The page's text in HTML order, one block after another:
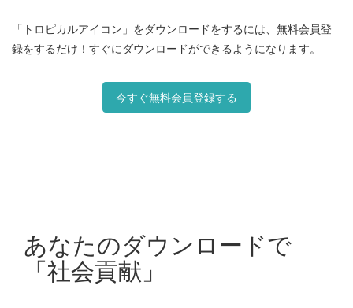
「トロピカルアイコン」をダウンロードをするには、無料会員登
録をするだけ！すぐにダウンロードができるようになります。
今すぐ無料会員登録する
あなたのダウンロードで
「社会貢献」